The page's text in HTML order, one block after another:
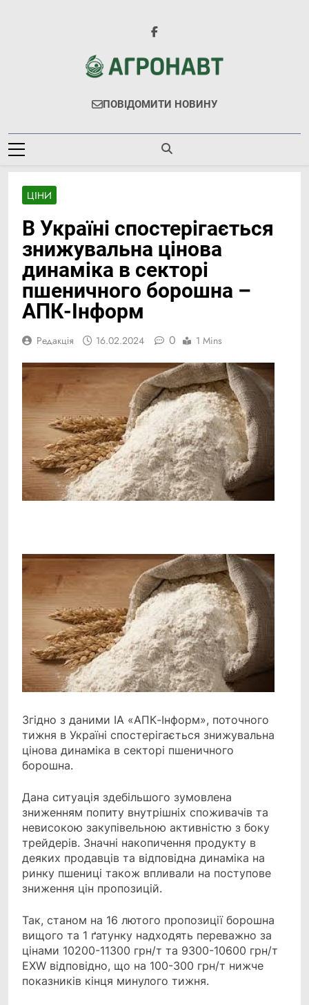
Агронавт
Новини Українського Агробізнесу
ПОВІДОМИТИ НОВИНУ
ЦІНИ
В Україні спостерігається
знижувальна цінова
динаміка в секторі
пшеничного борошна –
АПК-Інформ
Редакція 16.02.2024 0 1 Mins
Link
Згідно з даними ІА «АПК-Інформ», поточного
тижня в Україні спостерігається знижувальна
цінова динаміка в секторі пшеничного
борошна.
Дана ситуація здебільшого зумовлена
зниженням попиту внутрішніх споживачів та
невисокою закупівельною активністю з боку
трейдерів. Значні накопичення продукту в
деяких продавців та відповідна динаміка на
ринку пшениці також впливали на поступове
зниження цін пропозицій.
Так, станом на 16 лютого пропозиції борошна
вищого та 1 ґатунку надходять переважно за
цінами 10200-11300 грн/т та 9300-10600 грн/т
EXW відповідно, що на 100-300 грн/т нижче
показників кінця минулого тижня.